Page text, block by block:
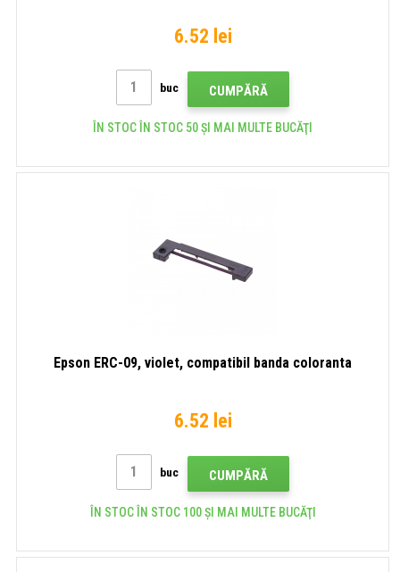
6.52 lei
buc CUMPĂRĂ
ÎN STOC ÎN STOC 50 ȘI MAI MULTE BUCĂŢI
Epson ERC-09, violet, compatibil banda coloranta
6.52 lei
buc CUMPĂRĂ
ÎN STOC ÎN STOC 100 ȘI MAI MULTE BUCĂŢI